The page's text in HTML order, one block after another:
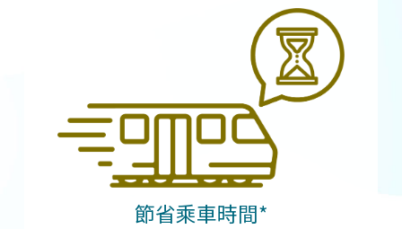
節省乘車時間*